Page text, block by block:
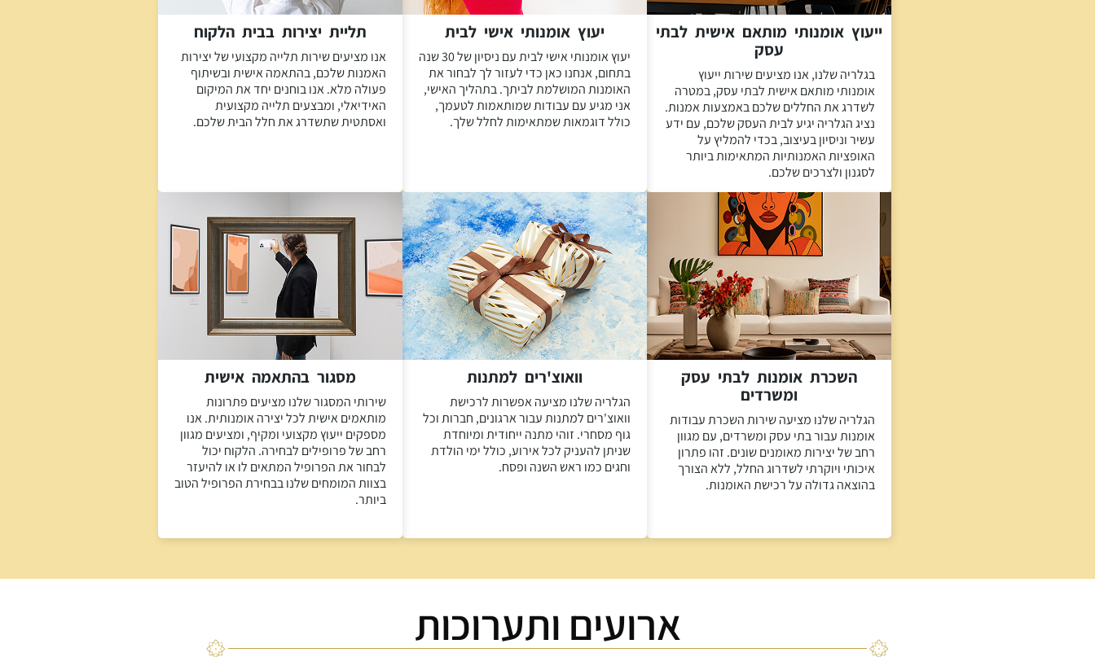
ייעוץ אומנותי מותאם אישית לבתי
עסק
בגלריה שלנו, אנו מציעים שירות ייעוץ
אומנותי מותאם אישית לבתי עסק, במטרה
לשדרג את החללים שלכם באמצעות אמנות.
נציג הגלריה יגיע לבית העסק שלכם, עם ידע
עשיר וניסיון בעיצוב, בכדי להמליץ על
האופציות האמנותיות המתאימות ביותר
לסגנון ולצרכים שלכם.
יעוץ אומנותי אישי לבית
יעוץ אומנותי אישי לבית עם ניסיון של 30 שנה
בתחום, אנחנו כאן כדי לעזור לך לבחור את
האומנות המושלמת לביתך. בתהליך האישי,
אני מגיע עם עבודות שמותאמות לטעמך,
כולל דוגמאות שמתאימות לחלל שלך.
תליית יצירות בבית הלקוח
אנו מציעים שירות תלייה מקצועי של יצירות
האמנות שלכם, בהתאמה אישית ובשיתוף
פעולה מלא. אנו בוחנים יחד את המיקום
האידיאלי, ומבצעים תלייה מקצועית
ואסתטית שתשדרג את חלל הבית שלכם.
השכרת אומנות לבתי עסק
ומשרדים
הגלריה שלנו מציעה שירות השכרת עבודות
אומנות עבור בתי עסק ומשרדים, עם מגוון
רחב של יצירות מאומנים שונים. זהו פתרון
איכותי ויוקרתי לשדרוג החלל, ללא הצורך
בהוצאה גדולה על רכישת האומנות.
וואוצ'רים למתנות
הגלריה שלנו מציעה אפשרות לרכישת
וואוצ'רים למתנות עבור ארגונים, חברות וכל
גוף מסחרי. זוהי מתנה ייחודית ומיוחדת
שניתן להעניק לכל אירוע, כולל ימי הולדת
וחגים כמו ראש השנה ופסח.
מסגור בהתאמה אישית
שירותי המסגור שלנו מציעים פתרונות
מותאמים אישית לכל יצירה אומנותית. אנו
מספקים ייעוץ מקצועי ומקיף, ומציעים מגוון
רחב של פרופילים לבחירה. הלקוח יכול
לבחור את הפרופיל המתאים לו או להיעזר
בצוות המומחים שלנו בבחירת הפרופיל הטוב
ביותר.
ארועים ותערוכות